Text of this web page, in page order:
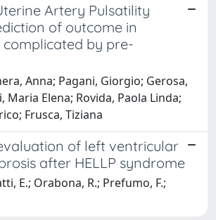
Artery Pulsatility
of outcome in
complicated by pre-
Anna; Pagani, Giorgio; Gerosa,
Maria Elena; Rovida, Paola Linda;
Frusca, Tiziana
of left ventricular
after HELLP syndrome
E.; Orabona, R.; Prefumo, F.;